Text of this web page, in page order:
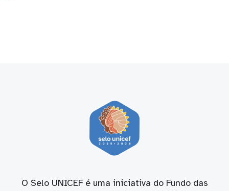
O Selo UNICEF é uma iniciativa do Fundo das